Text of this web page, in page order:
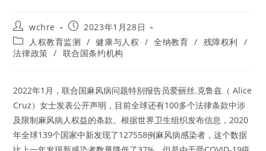
Post
author:
wchre
Post
published:
2023年1月28日
Post
category:
人权教育监测 / 健康与人权 / 全纳教育 / 残障权利
/
法律政策 / 联合国条约机构
2022年1月，联合国麻风病问题特别报告员爱丽丝.克鲁兹（ Alice
Cruz）女士发表公开声明，目前全球还有100多个法律条款中涉
及限制麻风病人权益的条款。根据世界卫生组织发布信息，2020
年全球139个国家中新发现了127558例麻风病感染者，这个数据